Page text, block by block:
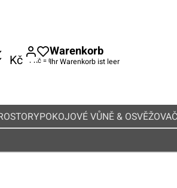
Kč
Warenkorb
Ihr Warenkorb ist leer
POKOJOVÉ VŮNĚ &